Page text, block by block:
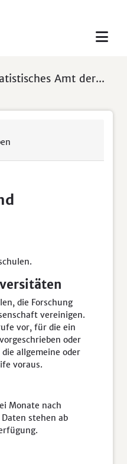
Amt der...
die Forschung
vereinigen.
vor, für die ein
oder
allgemeine oder
voraus.
Monate nach
stehen ab